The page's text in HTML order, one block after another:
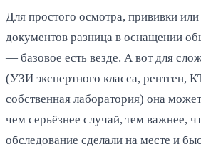
Для простого осмотра, прививки
документов разница в оснащении
— базовое есть везде. А вот для
(УЗИ экспертного класса, рентген,
собственная лаборатория) она
чем серьёзнее случай, тем важнее,
обследование сделали на месте и